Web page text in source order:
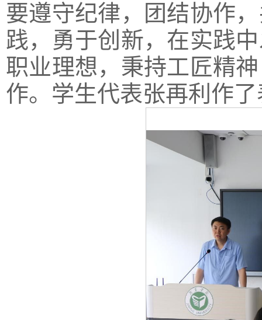
要遵守纪律，团结协作
践，勇于创新，在实践
职业理想，秉持工匠精
作。学生代表张再利作